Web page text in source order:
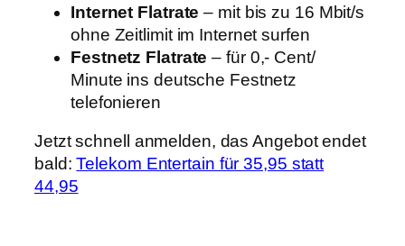
Internet Flatrate – mit bis zu 16 Mbit/s
ohne Zeitlimit im Internet surfen
Festnetz Flatrate – für 0,- Cent/
Minute ins deutsche Festnetz
telefonieren
Jetzt schnell anmelden, das Angebot endet
bald:Telekom Entertain für 35,95 statt
44,95